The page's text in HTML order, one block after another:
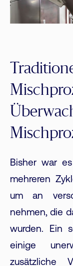
Bisher war
mehreren
um an
nehmen, die
wurden. Ein
einige
zusätzliche